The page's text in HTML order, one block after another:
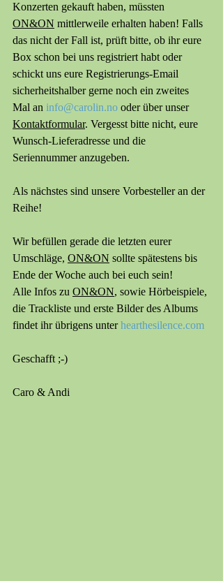
Konzerten gekauft haben, müssten
ON&ON mittlerweile erhalten haben! Falls
das nicht der Fall ist, prüft bitte, ob ihr eure
Box schon bei uns registriert habt oder
schickt uns eure Registrierungs-Email
sicherheitshalber gerne noch ein zweites
Mal an info@carolin.no oder über unser
Kontaktformular. Vergesst bitte nicht, eure
Wunsch-Lieferadresse und die
Seriennummer anzugeben.
Als nächstes sind unsere Vorbesteller an der
Reihe!
Wir befüllen gerade die letzten eurer
Umschläge, ON&ON sollte spätestens bis
Ende der Woche auch bei euch sein!
Alle Infos zu ON&ON, sowie Hörbeispiele,
die Trackliste und erste Bilder des Albums
findet ihr übrigens unter hearthesilence.com
Geschafft ;-)
Caro & Andi